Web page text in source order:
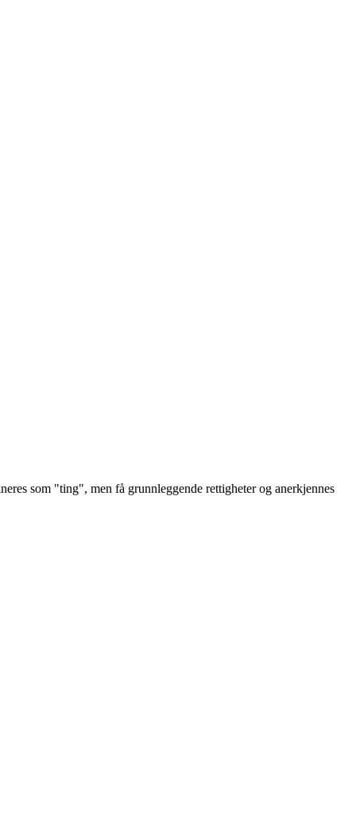
som "ting", men få grunnleggende rettigheter og anerkjennes